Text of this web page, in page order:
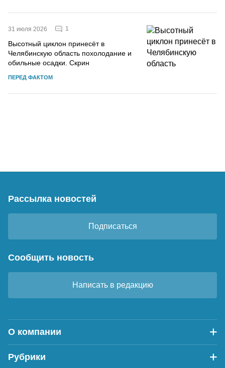
31 июля 2026 1
Высотный циклон принесёт в
Челябинскую область похолодание и
обильные осадки. Скрин
ПЕРЕД ФАКТОМ
Рассылка новостей
Подписаться
Сообщить новость
Написать в редакцию
О компании
Рубрики